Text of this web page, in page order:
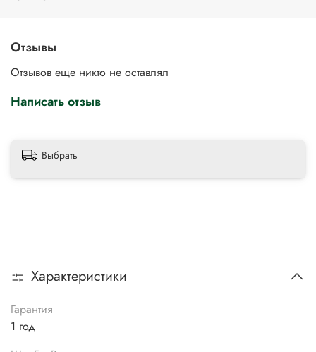
Отзывы
Отзывов еще никто не оставлял
Написать отзыв
Выбрать
Характеристики
Гарантия
1 год